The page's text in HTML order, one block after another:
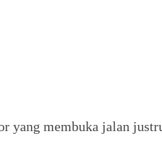
yang membuka jalan